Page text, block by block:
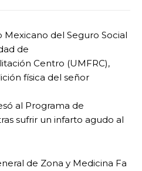
Mexicano del Seguro Social
de
Centro (UMFRC),
física del señor
al Programa de
sufrir un infarto agudo al
de Zona y Medicina Fa